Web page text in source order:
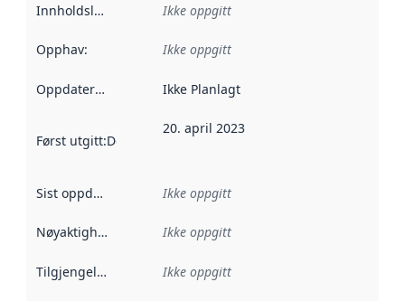
Innholdsleverandører :
Ikke oppgitt
Opphav: Ikke oppgitt
Oppdateringsfrekvens :
Ikke Planlagt
Først utgitt:Denne datoen sier når dataene i dette
20. april 2023
Sist oppdatert Ikke oppgitt
Nøyaktighet Ikke oppgitt
Tilgjengelighet Ikke oppgitt